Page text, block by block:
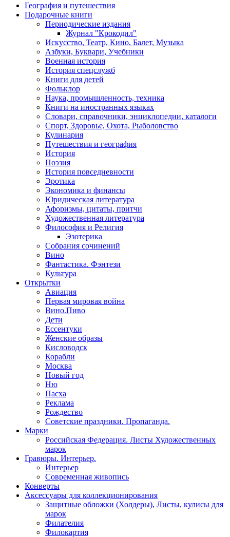
Разделы
каталога
География и путешествия
Подарочные книги
Периодические издания
Журнал "Крокодил"
Искусство, Театр, Кино, Балет, Музыка
Азбуки, Буквари, Учебники
Военная история
История спецслужб
Книги для детей
Фольклор
Наука, промышленность, техника
Книги на иностранных языках
Словари, справочники, энциклопедии, каталоги
Спорт, Здоровье, Охота, Рыболовство
Кулинария
Путешествия и география
История
Поэзия
История повседневности
Эротика
Экономика и финансы
Юридическая литература
Афоризмы, цитаты, притчи
Художественная литература
Философия и Религия
Эзотерика
Собрания сочинений
Вино
Фантастика. Фэнтези
Культура
Открытки
Авиация
Первая мировая война
Вино.Пиво
Дети
Ессентуки
Женские образы
Кисловодск
Корабли
Москва
Новый год
Ню
Пасха
Реклама
Рождество
Советские праздники. Пропаганда.
Марки
Российская Федерация. Листы Художественных
марок
Гравюры. Интерьер.
Интерьер
Современная живопись
Конверты
Аксессуары для коллекционирования
Защитные обложки (Холдеры), Листы, кулисы для
марок
Филателия
Филокартия